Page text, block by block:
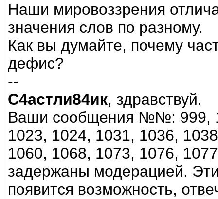
Наши мировоззрения
значения слов по разному.
Как вы думайте, почему
дефис?
--
С4астли84ик, здравствуй.
Ваши сообщения №№: 999,
1023, 1024, 1031, 1036,
1060, 1068, 1073, 1076,
задержаны модерацией.
появится возможность,